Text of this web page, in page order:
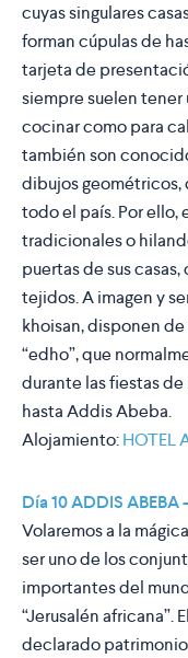
cuyas singulares
forman cúpulas de
tarjeta de
siempre suelen tener
cocinar como para
también son
dibujos
todo el país. Por ello,
tradicionales o
puertas de sus
tejidos. A imagen y
khoisan, disponen
“edho”, que
durante las fiestas
hasta Addis Abeba.
Alojamiento:HOTEL
Día 10 ADDIS ABEBA
Volaremos a la
ser uno de los
importantes del
“Jerusalén africana”.
declarado patrimonio